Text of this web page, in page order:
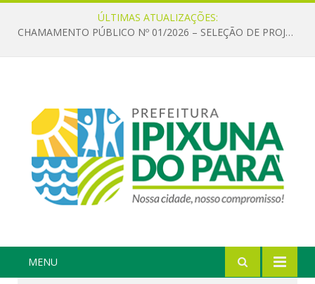
ÚLTIMAS ATUALIZAÇÕES:
CHAMAMENTO PÚBLICO Nº 01/2026 – SELEÇÃO DE PROJETOS PARA FIRMAR TERMO DE EXECUÇÃO CULTURAL COM RECURSOS DA POLÍTICA NACIONAL ALDIR BLANC DE FOMENTO À CULTURA – PNAB (LEI Nº 14.399/2022)
MENU